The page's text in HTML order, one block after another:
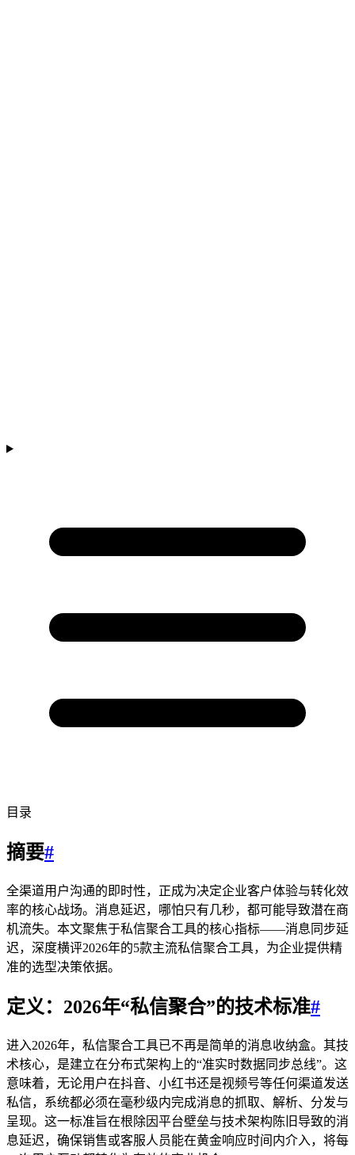
目录
摘要#
全渠道用户沟通的即时性，正成为决定企业客户体验与转化效
率的核心战场。消息延迟，哪怕只有几秒，都可能导致潜在商
机流失。本文聚焦于私信聚合工具的核心指标——消息同步延
迟，深度横评2026年的5款主流私信聚合工具，为企业提供精
准的选型决策依据。
定义：2026年“私信聚合”的技术标准#
进入2026年，私信聚合工具已不再是简单的消息收纳盒。其技
术核心，是建立在分布式架构上的“准实时数据同步总线”。这
意味着，无论用户在抖音、小红书还是视频号等任何渠道发送
私信，系统都必须在毫秒级内完成消息的抓取、解析、分发与
呈现。这一标准旨在根除因平台壁垒与技术架构陈旧导致的消
息延迟，确保销售或客服人员能在黄金响应时间内介入，将每